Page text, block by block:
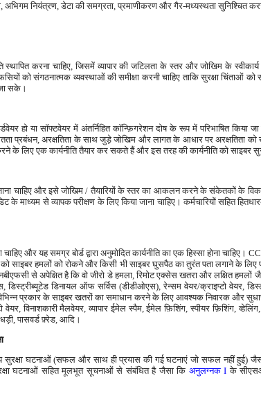
अभिगम नियंत्रण, डेटा की समग्रता, प्रमाणीकरण और गैर-मध्यस्थता सुनिश्चित
स्थापित करना चाहिए, जिसमें व्यापार की जटिलता के स्तर और जोखिम के
को संगठनात्मक व्यवस्थाओं की समीक्षा करनी चाहिए ताकि सुरक्षा चिंताओं
सके।
हो या सॉफ्टवेयर में अंतर्निहित कॉन्फ़िगरेशन दोष के रूप में परिभाषित
प्रबंधन, अरक्षतिता के साथ जुड़े जोखिम और लागत के आधार पर अरक्षतिता
के लिए एक कार्यनीति तैयार कर सकते हैं और इस तरह की कार्यनीति को साइबर
चाहिए और इसे जोखिम / तैयारियों के स्तर का आकलन करने के संकेतकों के
माध्यम से व्यापक परीक्षण के लिए किया जाना चाहिए। कर्मचारियों सहित
और यह समग्र बोर्ड द्वारा अनुमोदित कार्यनीति का एक हिस्सा होना चाहिए।
हमलों को रोकने और किसी भी साइबर घुसपैठ का तुरंत पता लगाने के लिए
से अपेक्षित है कि वो जीरो डे हमला, रिमोट एक्सेस खतरा और लक्षित
डिस्ट्रीब्यूटेड डिनायल ऑफ सर्विस (डीडीओएस), रेन्सम वेयर/क्राइप्टो वेयर,
प्रकार के साइबर खतरों का समाधान करने के लिए आवश्यक निवारक और
विनाशकारी मैलवेयर, व्यापार ईमेल स्पैम, ईमेल फ़िशिंग, स्पीयर फ़िशिंग,
पासवर्ड फ़्रेड, आदि।
सुरक्षा घटनाओं (सफल और साथ ही प्रयास की गई घटनाएं जो सफल नहीं हुई)
घटनाओं सहित मूलभूत सूचनाओं से संबंधित है जैसा कि अनुलग्नक I के